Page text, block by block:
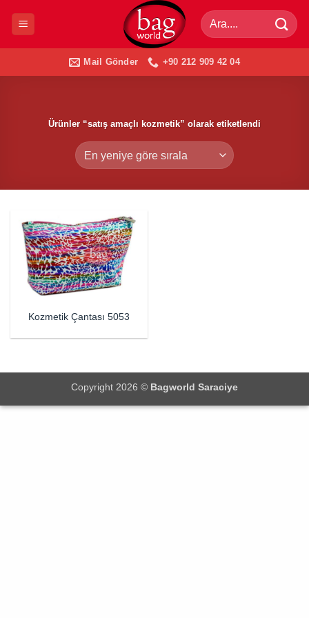
Ara:
Mail Gönder +90 212 909 42 04
Ürünler “satış amaçlı kozmetik” olarak etiketlendi
Kozmetik Çantası 5053
Copyright 2026 © Bagworld Saraciye